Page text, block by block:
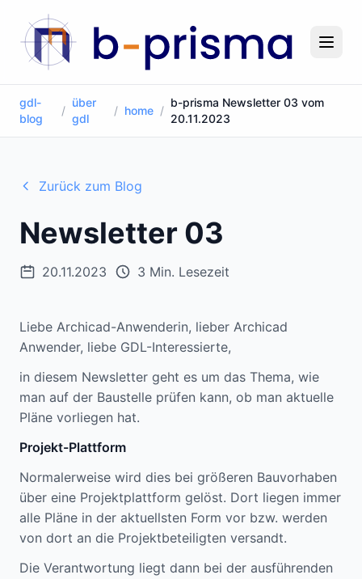
gdl-
blog
/
über
gdl
/ home /
b-prisma Newsletter 03 vom
20.11.2023
Zurück zum Blog
Newsletter 03
20.11.2023 3 Min. Lesezeit
Liebe Archicad-Anwenderin, lieber Archicad
Anwender, liebe GDL-Interessierte,
in diesem Newsletter geht es um das Thema, wie
man auf der Baustelle prüfen kann, ob man aktuelle
Pläne vorliegen hat.
Projekt-Plattform
Normalerweise wird dies bei größeren Bauvorhaben
über eine Projektplattform gelöst. Dort liegen immer
alle Pläne in der aktuellsten Form vor bzw. werden
von dort an die Projektbeteiligten versandt.
Die Verantwortung liegt dann bei der ausführenden